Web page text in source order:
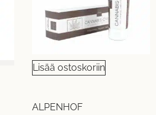
Lisää ostoskoriin
ALPENHOF